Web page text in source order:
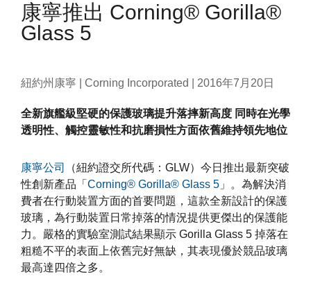
康寧推出 Corning® Gorilla®
Glass 5
紐約州康寧 | Corning Incorporated | 2016年7月20日
全新旗艦級堅硬的保護玻璃提升落摔新高度 同時在光學
透明性、觸控靈敏性和抗磨損性方面依舊維持領先地位
康寧公司
（紐約證交所代碼：GLW）今日推出最新突破
性創新產品「 Corning® Gorilla® Glass 5 」。為解決消
費者在行動裝置方面的首要問題，這款全新設計的保護
玻璃，為行動裝置日常掉落的情況提供更傑出的保護能
力。嚴格的實驗室測試結果顯示 Gorilla Glass 5 掉落在
粗糙不平的表面上依舊完好無缺，其表現優於競品玻璃
最高達四倍之多。